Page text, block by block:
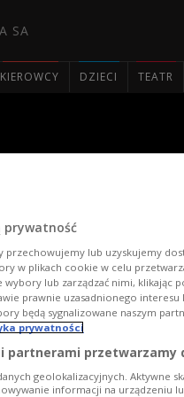
SA
KIEROWCY DZIECI TEATR
prywatność
przechowujemy lub uzyskujemy
w plikach cookie w celu
wybory lub zarządzać nimi, klikając
prawnie uzasadnionego
będą sygnalizowane naszym
prywatności
partnerami przetwarzamy
geolokalizacyjnych. Aktywne
informacji na urządzeniu